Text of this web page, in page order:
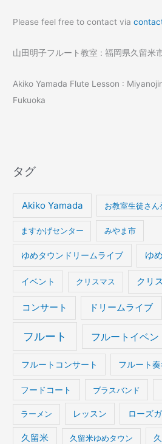
Please feel free to contact via
山田明子フルート教室 : 福岡県久留米
Akiko Yamada Flute Lesson :
Fukuoka
タグ
Akiko Yamada お教室生徒さん
ますかげセンター みやま市
ゆめタウンドリームライブ ゆ
イベント クリスマス クリ
コンサート ドリームライブ
フルート フルートイベン
フルートコンサート フルート
フードコート ブラスバンド
ラーメン レッスン ローズ
久留米 久留米ゆめタウン